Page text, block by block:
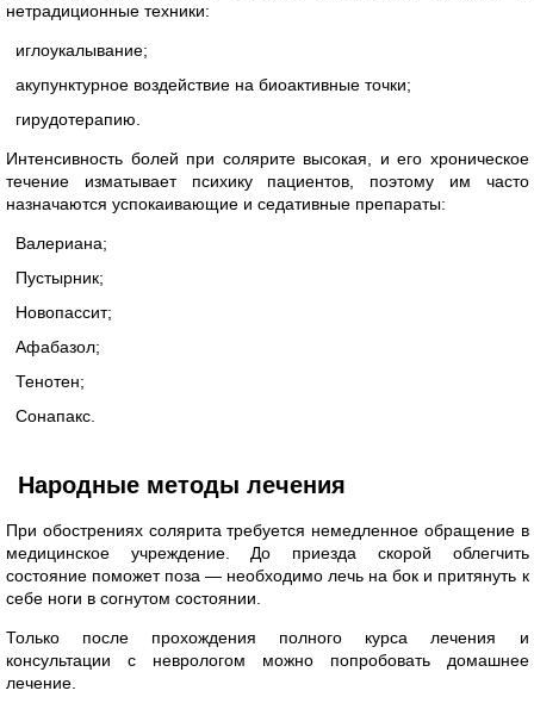
нетрадиционные техники:
иглоукалывание;
акупунктурное воздействие на биоактивные точки;
гирудотерапию.
Интенсивность болей при солярите высокая, и его хроническое
течение изматывает психику пациентов, поэтому им часто
назначаются успокаивающие и седативные препараты:
Валериана;
Пустырник;
Новопассит;
Афабазол;
Тенотен;
Сонапакс.
Народные методы лечения
При обострениях солярита требуется немедленное обращение в
медицинское учреждение. До приезда скорой облегчить
состояние поможет поза — необходимо лечь на бок и притянуть к
себе ноги в согнутом состоянии.
Только после прохождения полного курса лечения и
консультации с неврологом можно попробовать домашнее
лечение.